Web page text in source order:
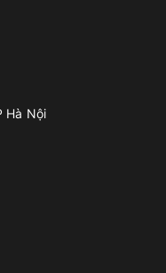
Hà Nội